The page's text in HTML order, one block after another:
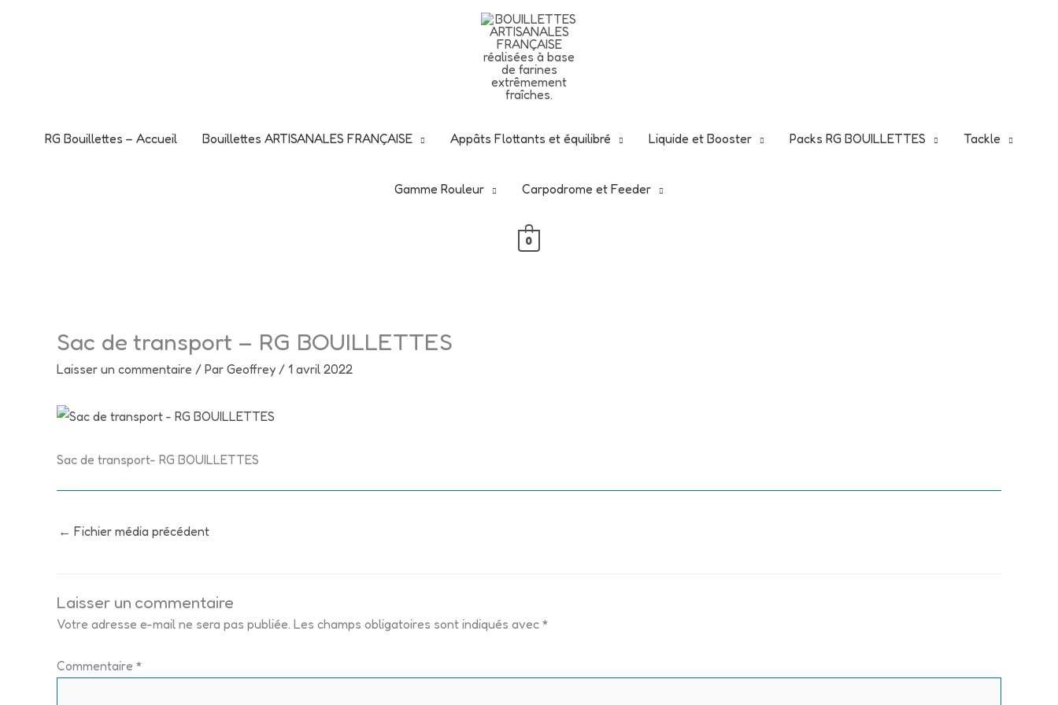
RG Bouillettes – Accueil Bouillettes ARTISANALES FRANÇAISE Appâts Flottants et équilibré Liquide et Booster Packs RG BOUILLETTES Tackle
Gamme Rouleur Carpodrome et Feeder
0
Sac de transport – RG BOUILLETTES
Laisser un commentaire / Par Geoffrey / 1 avril 2022
Sac de transport- RG BOUILLETTES
← Fichier média précédent
Laisser un commentaire
Votre adresse e-mail ne sera pas publiée. Les champs obligatoires sont indiqués avec *
Commentaire *
L'offre CANON de ce début d'été -25% avec ce code
C'est le moment d'en profiter : -25 % sur tout le site, hors vêtements !